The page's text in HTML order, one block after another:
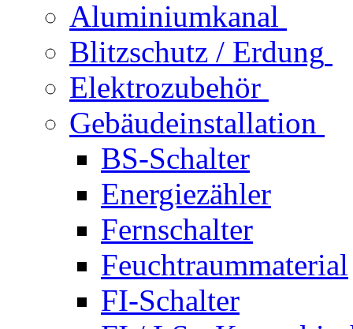
Aluminiumkanal
Blitzschutz / Erdung
Elektrozubehör
Gebäudeinstallation
BS-Schalter
Energiezähler
Fernschalter
Feuchtraummaterial
FI-Schalter